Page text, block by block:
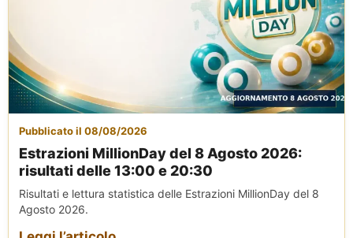
Pubblicato il 08/08/2026
Estrazioni MillionDay del 8 Agosto 2026:
risultati delle 13:00 e 20:30
Risultati e lettura statistica delle Estrazioni MillionDay del 8
Agosto 2026.